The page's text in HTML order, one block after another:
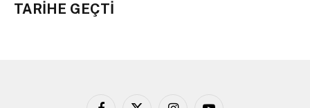
TARİHE GEÇTİ